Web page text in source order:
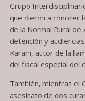
Grupo
que dieron a conocer
de la Normal Rural de
detención y
Karam, autor de la
del fiscal especial del
También, mientras el
asesinato de dos